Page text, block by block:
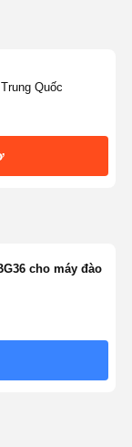
Quốc
cho máy đào